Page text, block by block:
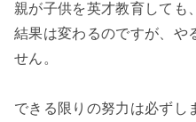
親が子供を英才教育しても
結果は変わるのですが、や
せん。
できる限りの努力は必ずし